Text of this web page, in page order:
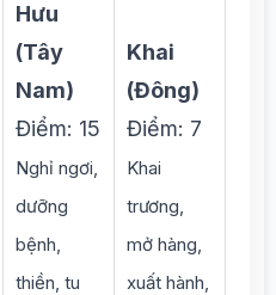
Hưu
(Tây
Nam)
Điểm: 15
Nghỉ ngơi,
dưỡng
bệnh,
thiền, tu
Khai
(Đông)
Điểm: 7
Khai
trương,
mở hàng,
xuất hành,